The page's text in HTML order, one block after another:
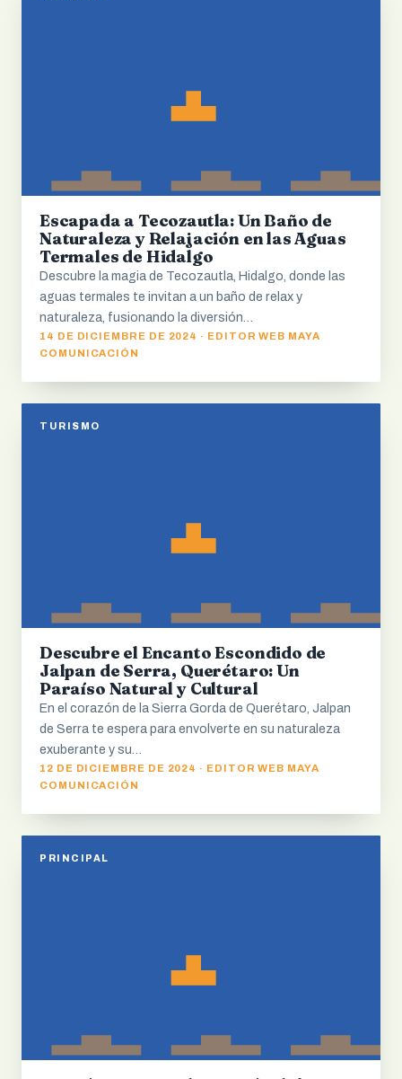
Escapada a Tecozautla: Un Baño de
Naturaleza y Relajación en las Aguas
Termales de Hidalgo
Descubre la magia de Tecozautla, Hidalgo, donde las
aguas termales te invitan a un baño de relax y
naturaleza, fusionando la diversión…
14 DE DICIEMBRE DE 2024 · EDITOR WEB MAYA
COMUNICACIÓN
TURISMO
Descubre el Encanto Escondido de
Jalpan de Serra, Querétaro: Un
Paraíso Natural y Cultural
En el corazón de la Sierra Gorda de Querétaro, Jalpan
de Serra te espera para envolverte en su naturaleza
exuberante y su…
12 DE DICIEMBRE DE 2024 · EDITOR WEB MAYA
COMUNICACIÓN
PRINCIPAL